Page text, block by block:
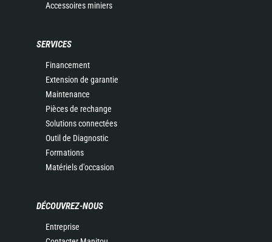
Accessoires miniers
SERVICES
Financement
Extension de garantie
Maintenance
Pièces de rechange
Solutions connectées
Outil de Diagnostic
Formations
Matériels d'occasion
DÉCOUVREZ-NOUS
Entreprise